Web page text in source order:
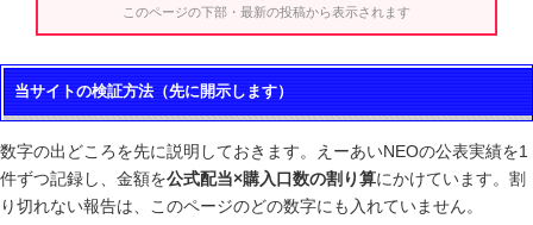
このページの下部・最新の投稿から表示されます
当サイトの検証方法（先に開示します）
数字の出どころを先に説明しておきます。えーあいNEOの公表実績を1
件ずつ記録し、金額を公式配当×購入口数の割り算にかけています。割
り切れない報告は、このページのどの数字にも入れていません。